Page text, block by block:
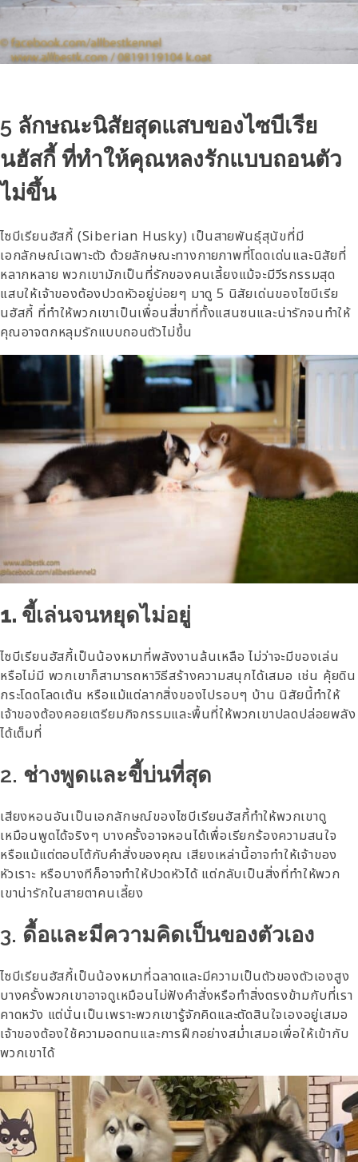
5 ลักษณะนิสัยสุดแสบของไซบีเรีย
นฮัสกี้ ที่ทำให้คุณหลงรักแบบถอนตัว
ไม่ขึ้น
ไซบีเรียนฮัสกี้ (Siberian Husky) เป็นสายพันธุ์สุนัขที่มี
เอกลักษณ์เฉพาะตัว ด้วยลักษณะทางกายภาพที่โดดเด่นและนิสัยที่
หลากหลาย พวกเขามักเป็นที่รักของคนเลี้ยงแม้จะมีวีรกรรมสุด
แสบให้เจ้าของต้องปวดหัวอยู่บ่อยๆ มาดู 5 นิสัยเด่นของไซบีเรีย
นฮัสกี้ ที่ทำให้พวกเขาเป็นเพื่อนสี่ขาที่ทั้งแสนซนและน่ารักจนทำให้
คุณอาจตกหลุมรักแบบถอนตัวไม่ขึ้น
1. ขี้เล่นจนหยุดไม่อยู่
ไซบีเรียนฮัสกี้เป็นน้องหมาที่พลังงานล้นเหลือ ไม่ว่าจะมีของเล่น
หรือไม่มี พวกเขาก็สามารถหาวิธีสร้างความสนุกได้เสมอ เช่น คุ้ยดิน
กระโดดโลดเต้น หรือแม้แต่ลากสิ่งของไปรอบๆ บ้าน นิสัยนี้ทำให้
เจ้าของต้องคอยเตรียมกิจกรรมและพื้นที่ให้พวกเขาปลดปล่อยพลัง
ได้เต็มที่
2. ช่างพูดและขี้บ่นที่สุด
เสียงหอนอันเป็นเอกลักษณ์ของไซบีเรียนฮัสกี้ทำให้พวกเขาดู
เหมือนพูดได้จริงๆ บางครั้งอาจหอนได้เพื่อเรียกร้องความสนใจ
หรือแม้แต่ตอบโต้กับคำสั่งของคุณ เสียงเหล่านี้อาจทำให้เจ้าของ
หัวเราะ หรือบางทีก็อาจทำให้ปวดหัวได้ แต่กลับเป็นสิ่งที่ทำให้พวก
เขาน่ารักในสายตาคนเลี้ยง
3. ดื้อและมีความคิดเป็นของตัวเอง
ไซบีเรียนฮัสกี้เป็นน้องหมาที่ฉลาดและมีความเป็นตัวของตัวเองสูง
บางครั้งพวกเขาอาจดูเหมือนไม่ฟังคำสั่งหรือทำสิ่งตรงข้ามกับที่เรา
คาดหวัง แต่นั่นเป็นเพราะพวกเขารู้จักคิดและตัดสินใจเองอยู่เสมอ
เจ้าของต้องใช้ความอดทนและการฝึกอย่างสม่ำเสมอเพื่อให้เข้ากับ
พวกเขาได้